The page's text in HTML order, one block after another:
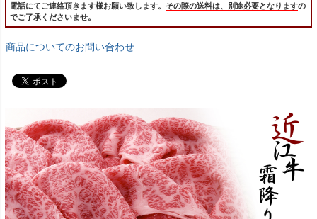
電話にてご連絡頂きます様お願い致します。 その際の送料は、別途必要となりますの
でご了承くださいませ。
商品についてのお問い合わせ